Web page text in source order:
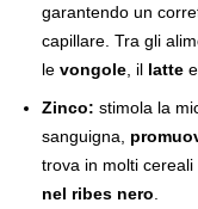
garantendo un
capillare. Tra gli
le vongole , il latte e
Zinco: stimola la
sanguigna,
trova in molti cereali
nel ribes nero